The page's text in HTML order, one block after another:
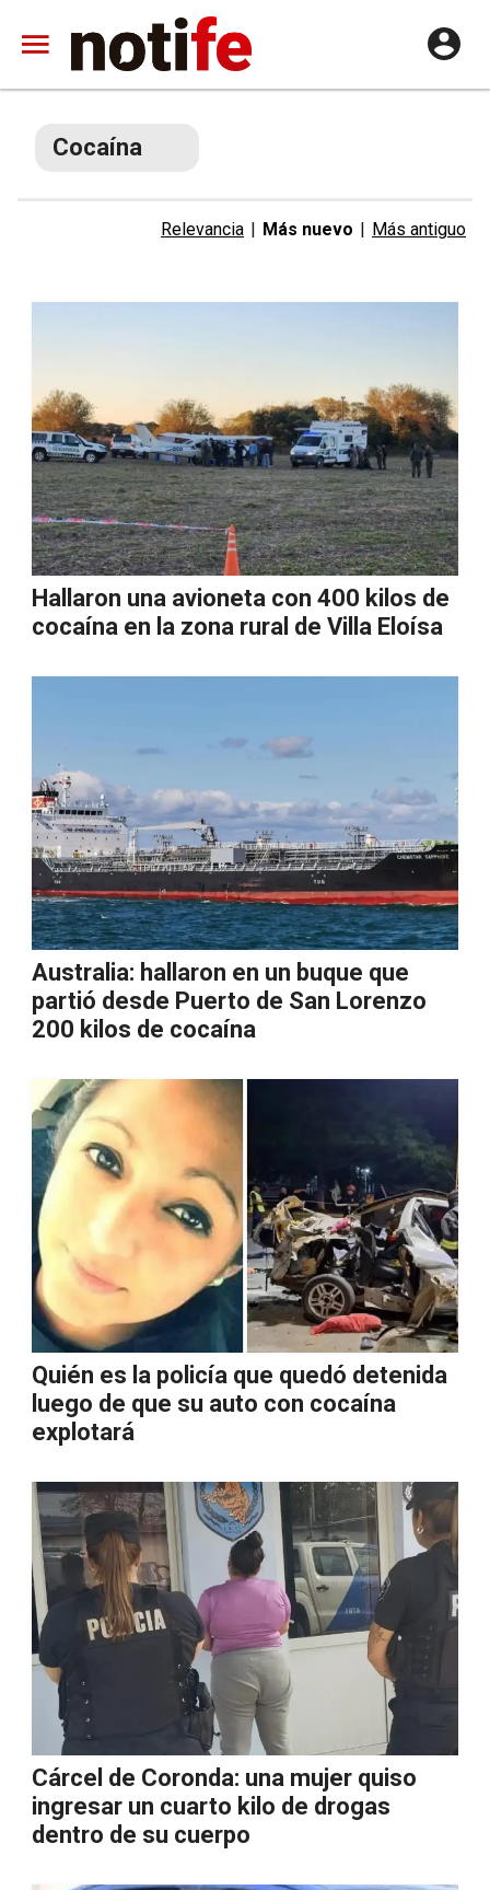
Cocaína
Relevancia | Más nuevo | Más antiguo
Hallaron una avioneta con 400 kilos de
cocaína en la zona rural de Villa Eloísa
Australia: hallaron en un buque que
partió desde Puerto de San Lorenzo
200 kilos de cocaína
Quién es la policía que quedó detenida
luego de que su auto con cocaína
explotará
Cárcel de Coronda: una mujer quiso
ingresar un cuarto kilo de drogas
dentro de su cuerpo